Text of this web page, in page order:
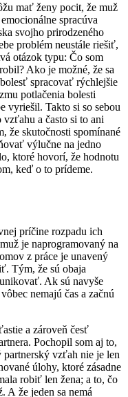
mať ženy pocit, že muž
spracúva
svojho prirodzeného
problém neustále riešiť,
otázok typu: Čo som
Ako je možné, že sa
spracovať rýchlejšie
potlačenia bolesti
vyriešil. Takto si so sebou
a často si to ani
že skutočnosti spomínané
výlučne na jedno
ktoré hovorí, že hodnotu
keď o to prídeme.
príčine rozpadu ich
je naprogramovaný na
z práce je unavený
Tým, že sú obaja
Ak sú navyše
nemajú čas a začnú
a zároveň česť
Pochopil som aj to,
vzťah nie je len
úlohy, ktoré zásadne
robiť len žena; a to, čo
že jeden sa nemá